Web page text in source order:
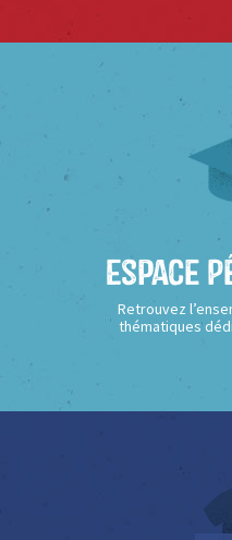
Espace
Retrouvez
thématiques